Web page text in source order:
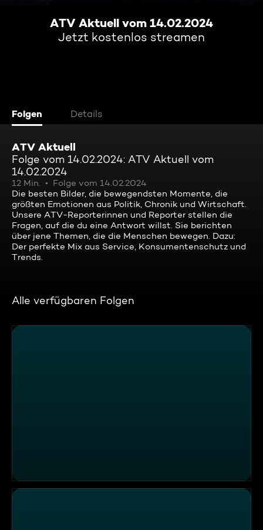
ATV Aktuell vom 14.02.2024
Jetzt kostenlos streamen
Folgen Details
ATV Aktuell
Folge vom 14.02.2024: ATV Aktuell vom
14.02.2024
12 Min.
Folge vom 14.02.2024
Die besten Bilder, die bewegendsten Momente, die
größten Emotionen aus Politik, Chronik und Wirtschaft.
Unsere ATV-Reporterinnen und Reporter stellen die
Fragen, auf die du eine Antwort willst. Sie berichten
über jene Themen, die die Menschen bewegen. Dazu:
Der perfekte Mix aus Service, Konsumentenschutz und
Trends.
Alle verfügbaren Folgen
ATV Aktuell vom 21.07.2024